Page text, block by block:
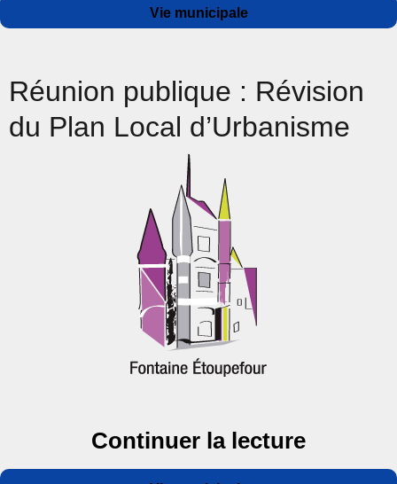
Auteur
Publié
le
Catégories
Vie municipale
Réunion publique : Révision
du Plan Local d’Urbanisme
Continuer la lecturede «